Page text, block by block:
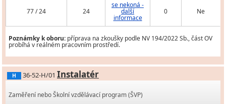
77 / 24 24
se nekoná -
další
informace
0 Ne
Poznámky k oboru: příprava na zkoušky podle NV 194/2022 Sb., část OV
probíhá v reálném pracovním prostředí.
H 36-52-H/01 Instalatér
Zaměření nebo Školní vzdělávací program (ŠVP)